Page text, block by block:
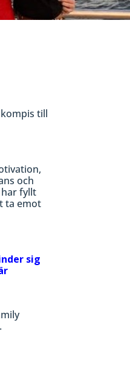
till
och
fyllt
ta emot
sig